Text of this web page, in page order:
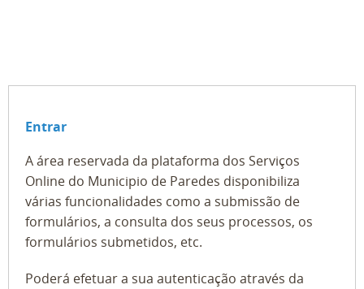
Entrar
A área reservada da plataforma dos Serviços
Online do Municipio de Paredes disponibiliza
várias funcionalidades como a submissão de
formulários, a consulta dos seus processos, os
formulários submetidos, etc.
Poderá efetuar a sua autenticação através da